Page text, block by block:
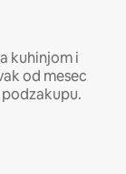
kuhinjom i
od mesec